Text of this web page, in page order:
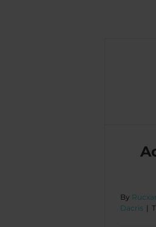
By
Dacris |